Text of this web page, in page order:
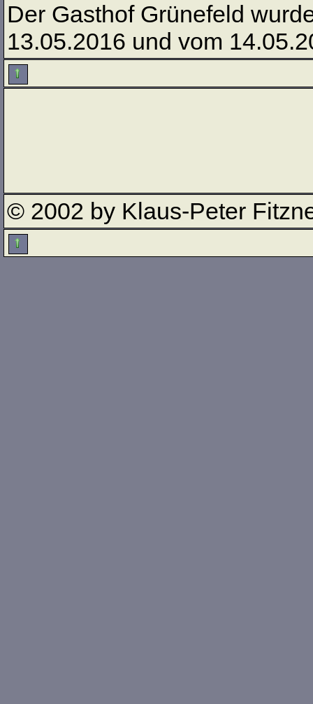
Der Gasthof Grünefeld
13.05.2016 und vom
© 2002 by Klaus-Peter